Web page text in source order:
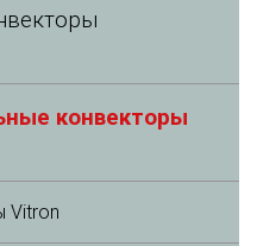
конвекторы
Vitron